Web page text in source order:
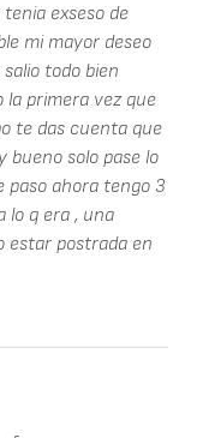
exseso de
mi mayor deseo
todo bien
la primera vez que
te das cuenta que
bueno solo pase lo
paso ahora tengo 3
lo q era , una
estar postrada en